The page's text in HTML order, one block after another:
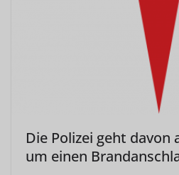
Die Polizei geht davon
um einen